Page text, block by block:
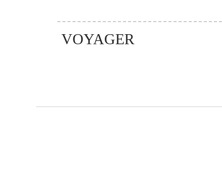
VOYAGER